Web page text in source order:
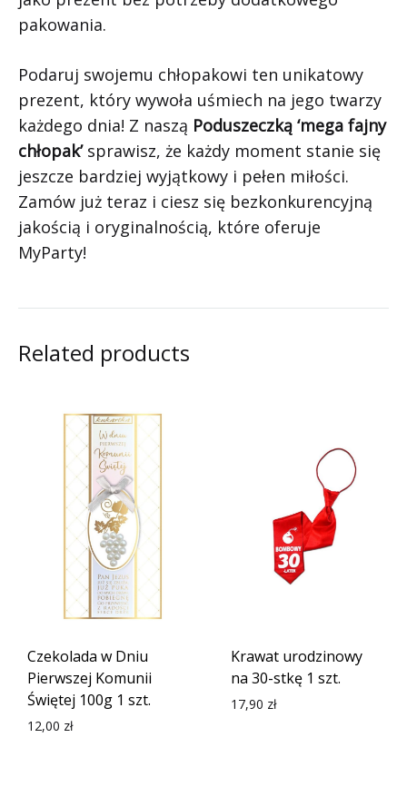
pakowania.
Podaruj swojemu chłopakowi ten unikatowy
prezent, który wywoła uśmiech na jego twarzy
każdego dnia! Z naszą Poduszeczką ‘mega fajny
chłopak’sprawisz, że każdy moment stanie się
jeszcze bardziej wyjątkowy i pełen miłości.
Zamów już teraz i ciesz się bezkonkurencyjną
jakością i oryginalnością, które oferuje
MyParty!
Related products
Czekolada w Dniu
Pierwszej Komunii
Świętej 100g 1 szt.
12,00 zł
Krawat urodzinowy
na 30-stkę 1 szt.
17,90 zł